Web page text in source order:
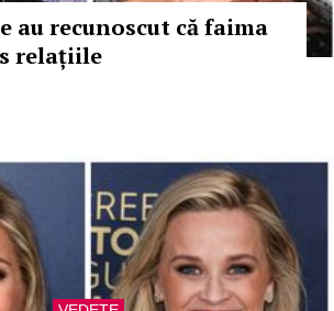
au recunoscut că faima
relațiile